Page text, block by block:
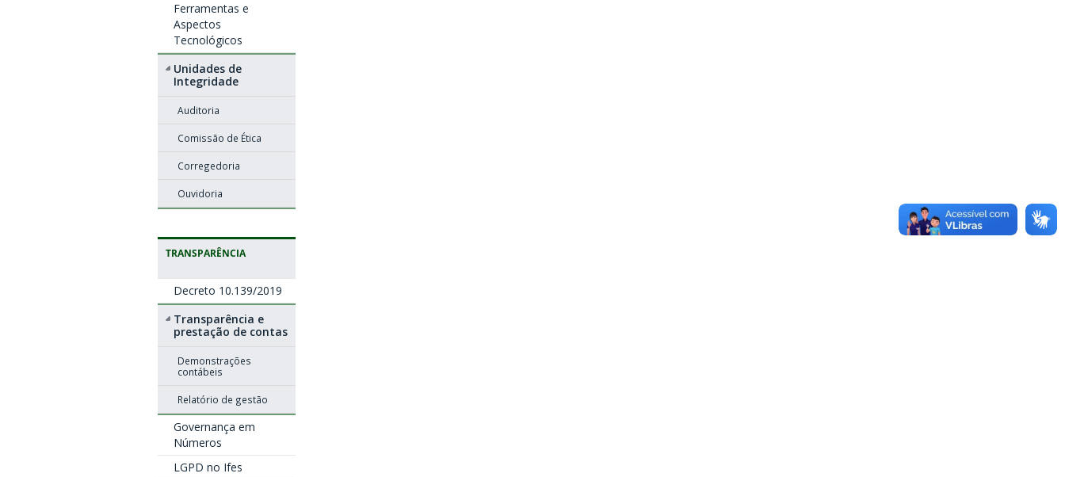
Ferramentas e
Aspectos
Tecnológicos
Unidades de
Integridade
Auditoria
Comissão de Ética
Corregedoria
Ouvidoria
TRANSPARÊNCIA
Decreto 10.139/2019
Transparência e
prestação de contas
Demonstrações
contábeis
Relatório de gestão
Governança em
Números
LGPD no Ifes